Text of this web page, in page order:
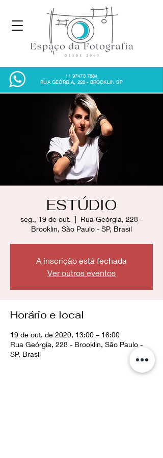
11 97473 7884
RUA GEÓRGIA, 228 - BROOKLIN SP
ESTÚDIO
seg., 19 de out.
  |
Rua Geórgia, 228 -
Brooklin, São Paulo - SP, Brasil
A inscrição está fechada
Ver outros eventos
Horário e local
19 de out. de 2020, 13:00 – 16:00
Rua Geórgia, 228 - Brooklin, São Paulo -
SP, Brasil